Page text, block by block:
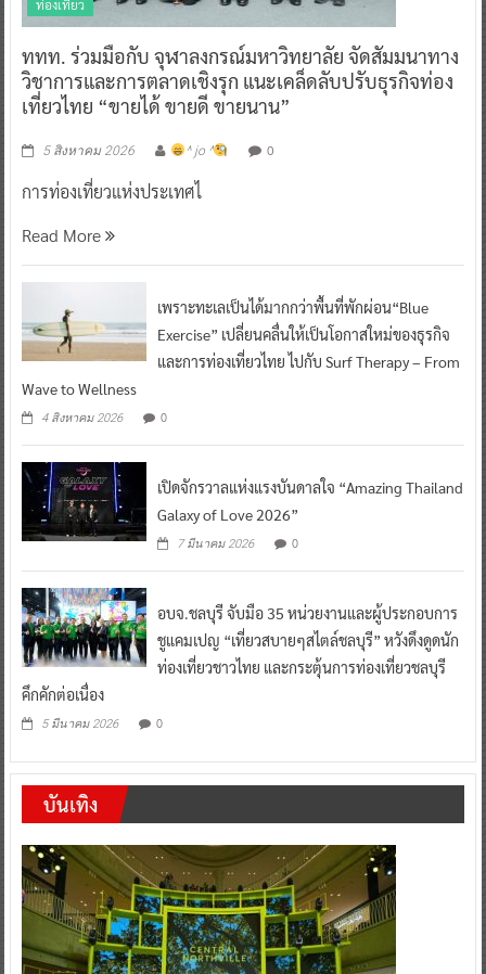
ท่องเที่ยว
ททท. ร่วมมือกับ จุฬาลงกรณ์มหาวิทยาลัย จัดสัมมนาทาง
วิชาการและการตลาดเชิงรุก แนะเคล็ดลับปรับธุรกิจท่อง
เที่ยวไทย “ขายได้ ขายดี ขายนาน”
5 สิงหาคม 2026 ^ jo ^ 0
การท่องเที่ยวแห่งประเทศไ
Read More
เพราะทะเลเป็นได้มากกว่าพื้นที่พักผ่อน“Blue
Exercise” เปลี่ยนคลื่นให้เป็นโอกาสใหม่ของธุรกิจ
และการท่องเที่ยวไทย ไปกับ Surf Therapy – From
Wave to Wellness
4 สิงหาคม 2026 0
เปิดจักรวาลแห่งแรงบันดาลใจ “Amazing Thailand
Galaxy of Love 2026”
7 มีนาคม 2026 0
อบจ.ชลบุรี จับมือ 35 หน่วยงานและผู้ประกอบการ
ชูแคมเปญ “เที่ยวสบายๆสไตล์ชลบุรี” หวังดึงดูดนัก
ท่องเที่ยวชาวไทย และกระตุ้นการท่องเที่ยวชลบุรี
คึกคักต่อเนื่อง
5 มีนาคม 2026 0
บันเทิง